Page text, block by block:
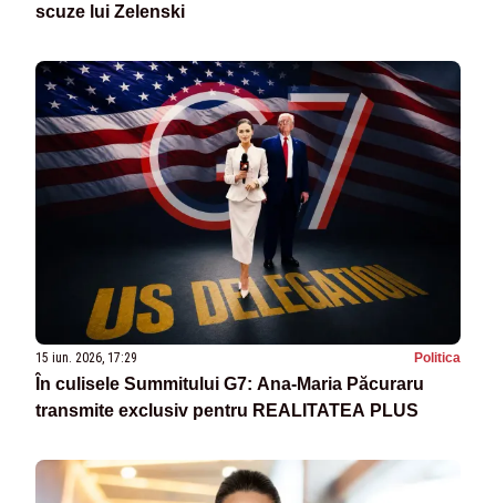
scuze lui Zelenski
15 iun. 2026, 17:29 Politica
În culisele Summitului G7: Ana-Maria Păcuraru
transmite exclusiv pentru REALITATEA PLUS